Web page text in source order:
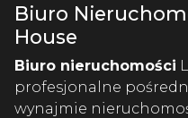
Biuro
House
Biuro nieruchomości
profesjonalne
wynajmie